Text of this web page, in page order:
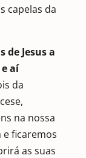
capelas da
de Jesus a
aí
da
na nossa
e ficaremos
as suas